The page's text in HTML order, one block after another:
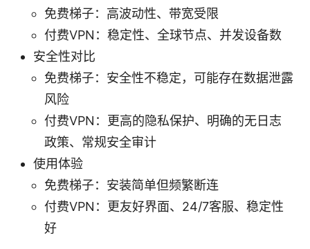
免费梯子：高波动性、带宽受限
付费VPN：稳定性、全球节点、并发设备数
安全性对比
免费梯子：安全性不稳定，可能存在数据泄露
风险
付费VPN：更高的隐私保护、明确的无日志
政策、常规安全审计
使用体验
免费梯子：安装简单但频繁断连
付费VPN：更友好界面、24/7客服、稳定性
好